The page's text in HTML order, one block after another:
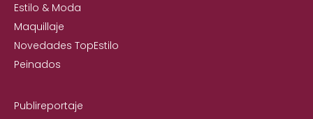
Estilo & Moda
Maquillaje
Novedades TopEstilo
Peinados
Publireportaje